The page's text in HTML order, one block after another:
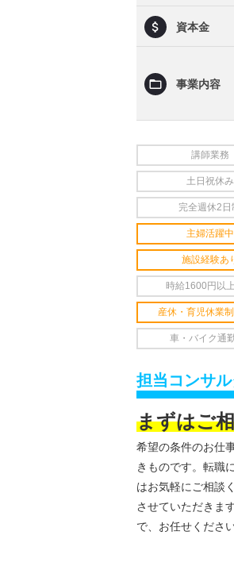
資本金
事業内容
講師業務
土日祝休み
完全週休2日
主婦活躍中
施設経験あ
時給1600円以
産休・育児休業
車・バイク通
担当コンサル
まずはご
希望の条件のお仕
きものです。転職
はお気軽にご相談
させていただきま
で、お任せくださ